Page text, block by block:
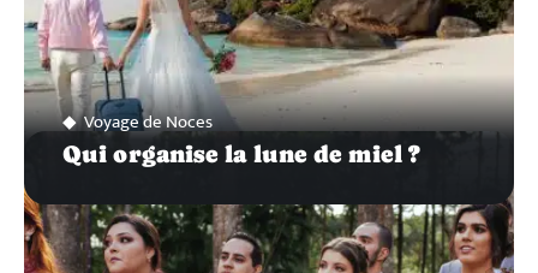
Voyage de Noces
Qui organise la lune de miel ?